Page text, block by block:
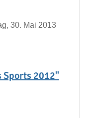
30. Mai 2013
Sports 2012"